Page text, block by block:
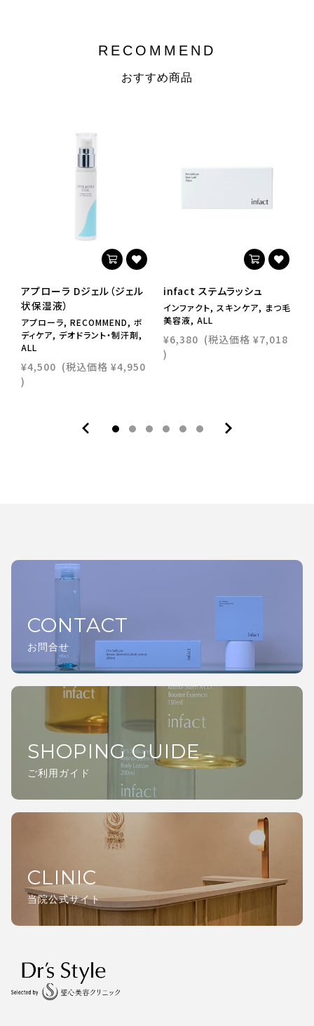
RECOMMEND
おすすめ商品
アプローラ Dジェル（ジェル
状保湿液）
アプローラ, RECOMMEND, ボ
ディケア, デオドラント・制汗剤,
ALL
¥4,500 (税込価格 ¥4,950
)
infact ステムラッシュ
インファクト, スキンケア, まつ毛
美容液, ALL
¥6,380 (税込価格 ¥7,018
)
CONTACT
お問合せ
SHOPING GUIDE
ご利用ガイド
CLINIC
当院公式サイト